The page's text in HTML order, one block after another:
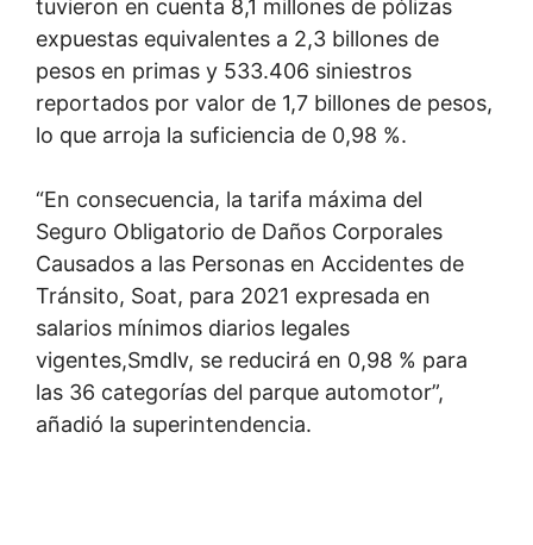
tuvieron en cuenta 8,1 millones de pólizas
expuestas equivalentes a 2,3 billones de
pesos en primas y 533.406 siniestros
reportados por valor de 1,7 billones de pesos,
lo que arroja la suficiencia de 0,98 %.
“En consecuencia, la tarifa máxima del
Seguro Obligatorio de Daños Corporales
Causados a las Personas en Accidentes de
Tránsito, Soat, para 2021 expresada en
salarios mínimos diarios legales
vigentes,Smdlv, se reducirá en 0,98 % para
las 36 categorías del parque automotor”,
añadió la superintendencia.